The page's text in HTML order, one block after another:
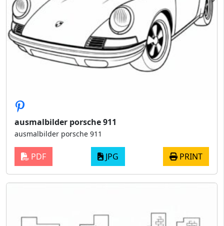
ausmalbilder porsche 911
ausmalbilder porsche 911
PDF JPG PRINT